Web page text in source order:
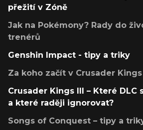
přežití v Zóně
Jak na Pokémony? Rady do
trenérů
Genshin Impact - tipy a triky
Za koho začít v Crusader
Crusader Kings III – Které DLC
a které raději ignorovat?
Songs of Conquest – tipy a